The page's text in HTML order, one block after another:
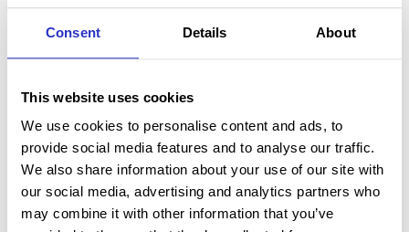
Consent Details About
This website uses cookies
We use cookies to personalise content and ads, to
provide social media features and to analyse our traffic.
We also share information about your use of our site with
our social media, advertising and analytics partners who
may combine it with other information that you’ve
Politechnika Łódzka 269